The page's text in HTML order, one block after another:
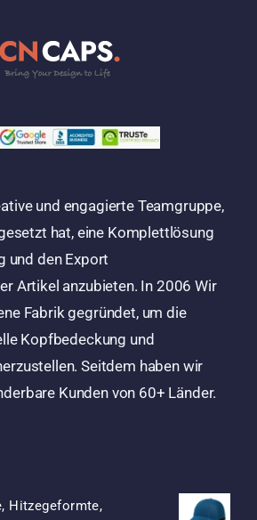
und engagierte Teamgruppe,
hat, eine Komplettlösung
und den Export
Artikel anzubieten. In 2006 Wir
Fabrik gegründet, um die
Kopfbedeckung und
Seitdem haben wir
Kunden von 60+ Länder.
Hitzegeformte,